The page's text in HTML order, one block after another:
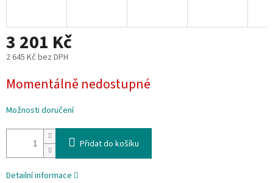
3 201 Kč
2 645 Kč bez DPH
cena:
Momentálně nedostupné
Možnosti doručení
Přidat do košíku
Detailní informace